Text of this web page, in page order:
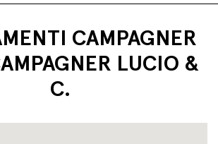
CAMPAGNER
LUCIO &
C.